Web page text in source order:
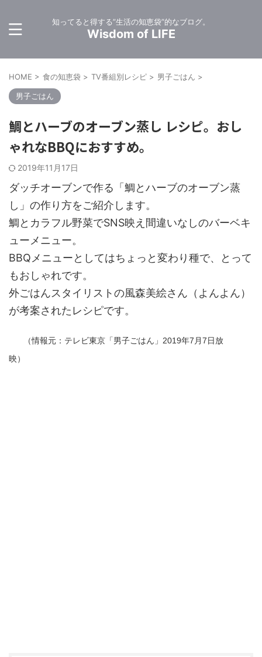
知ってると得する”生活の知恵袋”的なブログ。
Wisdom of LIFE
HOME > 食の知恵袋 > TV番組別レシピ > 男子ごはん >
男子ごはん
鯛とハーブのオーブン蒸し レシピ。おし
ゃれなBBQにおすすめ。
2019年11月17日
ダッチオーブンで作る「鯛とハーブのオーブン蒸
し」の作り方をご紹介します。
鯛とカラフル野菜でSNS映え間違いなしのバーベキ
ューメニュー。
BBQメニューとしてはちょっと変わり種で、とって
もおしゃれです。
外ごはんスタイリストの風森美絵さん（よんよん）
が考案されたレシピです。
（情報元：テレビ東京「男子ごはん」2019年7月7日放
映）